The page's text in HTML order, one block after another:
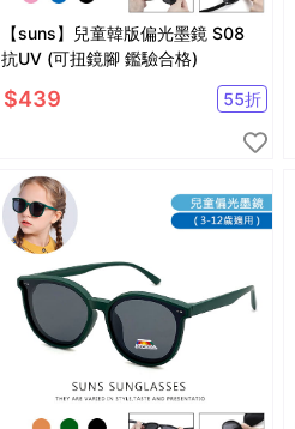
【suns】兒童韓版偏光墨鏡 S08
抗UV (可扭鏡腳 鑑驗合格)
$439 55折